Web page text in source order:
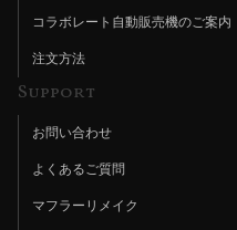
コラボレート自動販売機のご案内
注文方法
Support
お問い合わせ
よくあるご質問
マフラーリメイク